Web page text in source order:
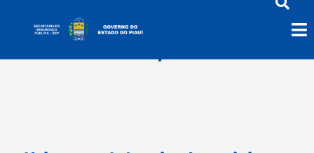
setembro 7, 2024